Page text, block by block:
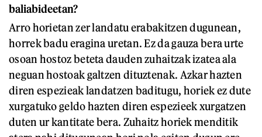
baliabideetan?
Arro horietan zer landatu erabakitzen dugunean,
horrek badu eragina uretan. Ez da gauza bera urte
osoan hostoz beteta dauden zuhaitzak izatea ala
neguan hostoak galtzen dituztenak. Azkar hazten
diren espezieak landatzen baditugu, horiek ez dute
xurgatuko geldo hazten diren espezieek xurgatzen
duten ur kantitate bera. Zuhaitz horiek menditik